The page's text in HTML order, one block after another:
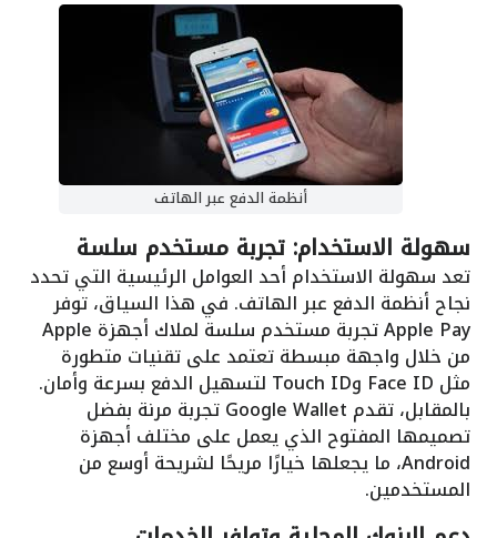
أنظمة الدفع عبر الهاتف
سهولة الاستخدام: تجربة مستخدم سلسة
تعد سهولة الاستخدام أحد العوامل الرئيسية التي تحدد
نجاح أنظمة الدفع عبر الهاتف. في هذا السياق، توفر
Apple Pay تجربة مستخدم سلسة لملاك أجهزة Apple
من خلال واجهة مبسطة تعتمد على تقنيات متطورة
مثل Face ID وTouch ID لتسهيل الدفع بسرعة وأمان.
بالمقابل، تقدم Google Wallet تجربة مرنة بفضل
تصميمها المفتوح الذي يعمل على مختلف أجهزة
Android، ما يجعلها خيارًا مريحًا لشريحة أوسع من
المستخدمين.